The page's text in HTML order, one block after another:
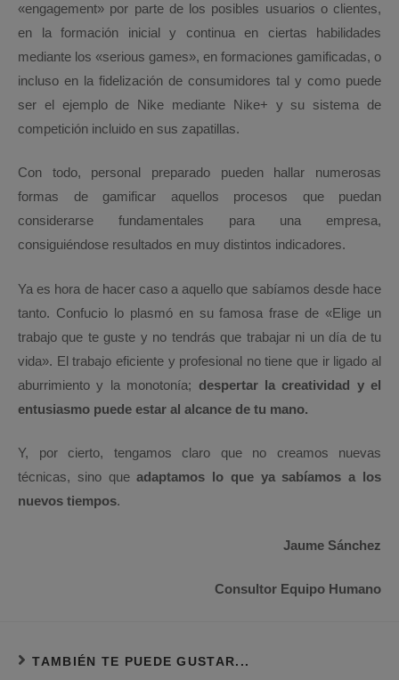
«engagement» por parte de los posibles usuarios o clientes,
en la formación inicial y continua en ciertas habilidades
mediante los «serious games», en formaciones gamificadas, o
incluso en la fidelización de consumidores tal y como puede
ser el ejemplo de Nike mediante Nike+ y su sistema de
competición incluido en sus zapatillas.
Con todo, personal preparado pueden hallar numerosas
formas de gamificar aquellos procesos que puedan
considerarse fundamentales para una empresa,
consiguiéndose resultados en muy distintos indicadores.
Ya es hora de hacer caso a aquello que sabíamos desde hace
tanto. Confucio lo plasmó en su famosa frase de «Elige un
trabajo que te guste y no tendrás que trabajar ni un día de tu
vida». El trabajo eficiente y profesional no tiene que ir ligado al
aburrimiento y la monotonía; despertar la creatividad y el
entusiasmo puede estar al alcance de tu mano.
Y, por cierto, tengamos claro que no creamos nuevas
técnicas, sino queadaptamos lo que ya sabíamos a los
nuevos tiempos.
Jaume Sánchez
Consultor Equipo Humano
TAMBIÉN TE PUEDE GUSTAR...